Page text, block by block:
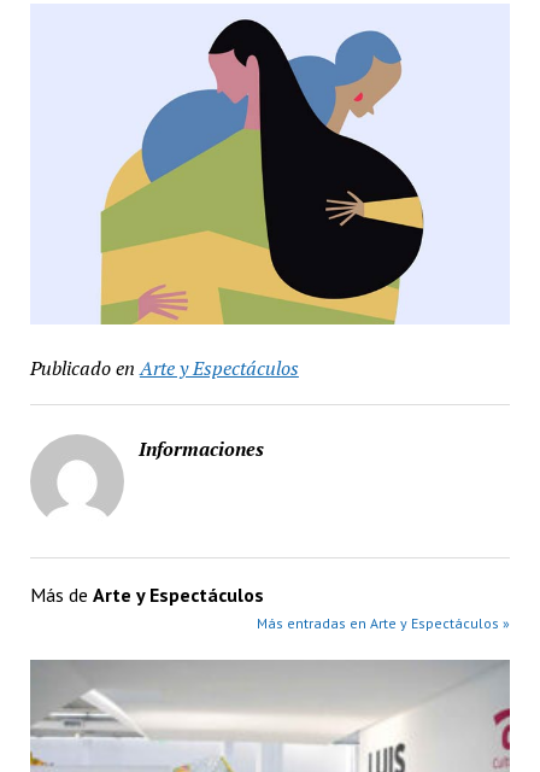
Publicado en Arte y Espectáculos
Informaciones
Más de Arte y Espectáculos
Más entradas en Arte y Espectáculos »